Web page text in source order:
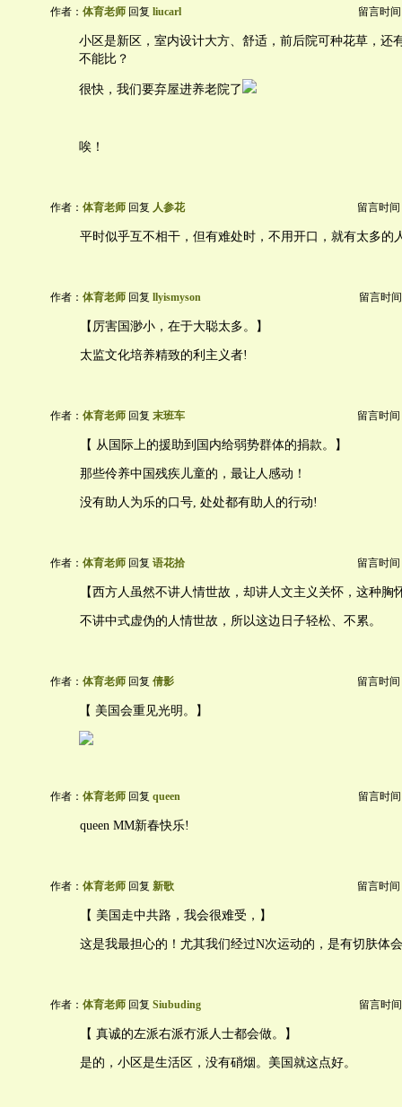
作者： 体育老师 回复 liucarl 留言时间
小区是新区，室内设计大方、舒适，前后院可种花草，还
不能比？
很快，我们要弃屋进养老院了
唉！
作者： 体育老师 回复 人参花 留言时间
平时似乎互不相干，但有难处时，不用开口，就有太多的
作者： 体育老师 回复 llyismyson 留言时
【厉害国渺小，在于大聪太多。】
太监文化培养精致的利主义者!
作者： 体育老师 回复 末班车 留言时间
【 从国际上的援助到国内给弱势群体的捐款。】
那些伶养中国残疾儿童的，最让人感动！
没有助人为乐的口号, 处处都有助人的行动!
作者： 体育老师 回复 语花拾 留言时间
【西方人虽然不讲人情世故，却讲人文主义关怀，这种胸
不讲中式虚伪的人情世故，所以这边日子轻松、不累。
作者： 体育老师 回复 倩影 留言时间
【 美国会重见光明。】
作者： 体育老师 回复 queen 留言时间
queen MM新春快乐!
作者： 体育老师 回复 新歌 留言时间
【 美国走中共路，我会很难受，】
这是我最担心的！尤其我们经过N次运动的，是有切肤体
作者： 体育老师 回复 Siubuding 留言时
【 真诚的左派右派冇派人士都会做。】
是的，小区是生活区，没有硝烟。美国就这点好。